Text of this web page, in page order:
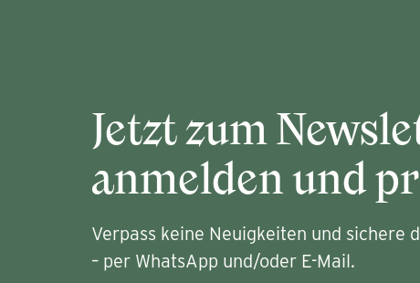
Jetzt zum
anmelden und
Verpass keine Neuigkeiten und sichere
– per WhatsApp und/oder E-Mail.